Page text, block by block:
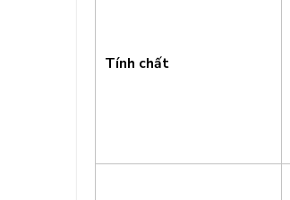
Tính chất